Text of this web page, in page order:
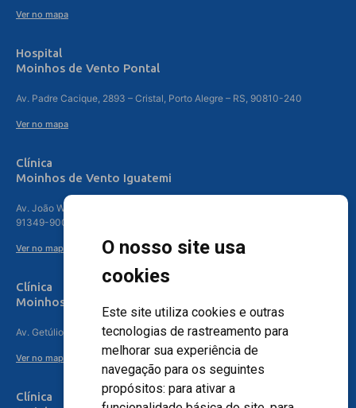
O nosso site usa
cookies
Este site utiliza cookies e outras
tecnologias de rastreamento para
melhorar sua experiência de
navegação para os seguintes
propósitos: para ativar a
Ver no mapa
Hospital
Moinhos de Vento Pontal
Av. Padre Cacique, 2893 – Cristal, Porto Alegre – RS, 90810-240
Ver no mapa
Clínica
Moinhos de Vento Iguatemi
Av. João Wallig, 1800 – 3º andar – Passo d'Areia, Porto Alegre – RS,
91349-900
Ver no mapa
Clínica
Moinhos de Vento Canoas
Av. Getúlio Vargas, 4841 – Centro, Canoas – RS, 92010-010
Ver no mapa
Clínica